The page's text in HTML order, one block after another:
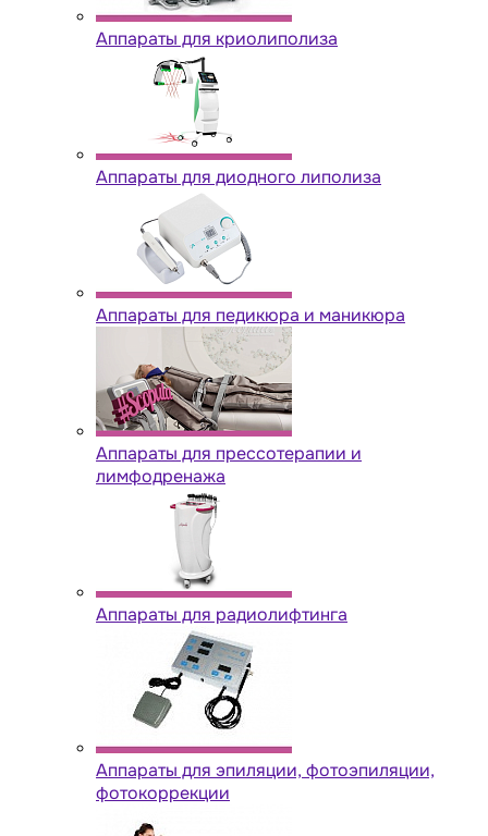
Аппараты для криолиполиза
Аппараты для диодного липолиза
Аппараты для педикюра и маникюра
Аппараты для прессотерапии и
лимфодренажа
Аппараты для радиолифтинга
Аппараты для эпиляции, фотоэпиляции,
фотокоррекции